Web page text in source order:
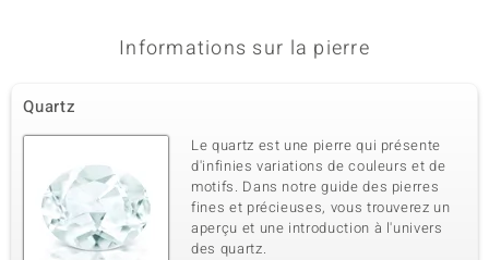
Informations sur la pierre
Quartz
Le quartz est une pierre qui présente
d'infinies variations de couleurs et de
motifs. Dans notre guide des pierres
fines et précieuses, vous trouverez un
aperçu et une introduction à l'univers
des quartz.